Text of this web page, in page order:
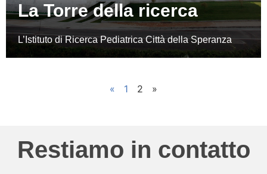
La Torre della ricerca
L’Istituto di Ricerca Pediatrica Città della Speranza
« 1 2 »
Restiamo in contatto